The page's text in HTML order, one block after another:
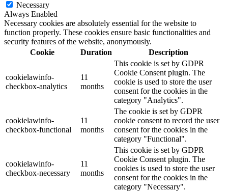
Necessary
Always Enabled
Necessary cookies are absolutely essential for the website to
function properly. These cookies ensure basic functionalities and
security features of the website, anonymously.
Cookie
Duration Description
cookielawinfo-
checkbox-analytics
11
months
This cookie is set by GDPR
Cookie Consent plugin. The
cookie is used to store the user
consent for the cookies in the
category "Analytics".
cookielawinfo-
checkbox-functional
11
months
The cookie is set by GDPR
cookie consent to record the user
consent for the cookies in the
category "Functional".
cookielawinfo-
checkbox-necessary
11
months
This cookie is set by GDPR
Cookie Consent plugin. The
cookies is used to store the user
consent for the cookies in the
category "Necessary".